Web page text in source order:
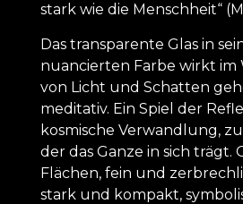
stark wie die Menschheit“
Das transparente Glas in
nuancierten Farbe wirkt im
von Licht und Schatten
meditativ. Ein Spiel der
kosmische Verwandlung,
der das Ganze in sich trägt.
Flächen, fein und
stark und kompakt,